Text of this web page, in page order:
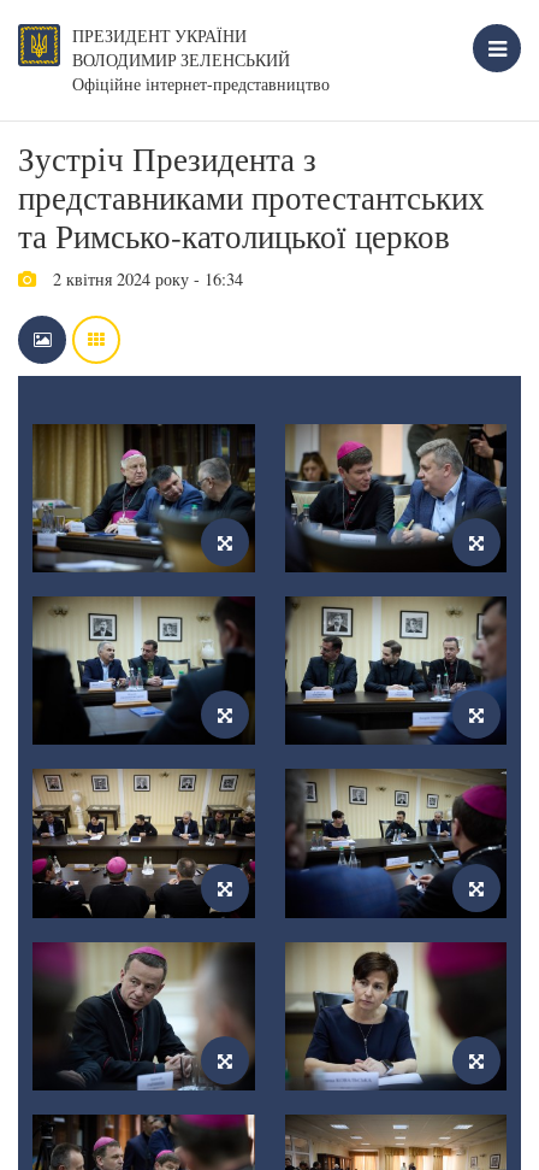
ПРЕЗИДЕНТ УКРАЇНИ
ВОЛОДИМИР ЗЕЛЕНСЬКИЙ
Офіційне інтернет-представництво
Зустріч Президента з
представниками протестантських
та Римсько-католицької церков
2 квітня 2024 року - 16:34